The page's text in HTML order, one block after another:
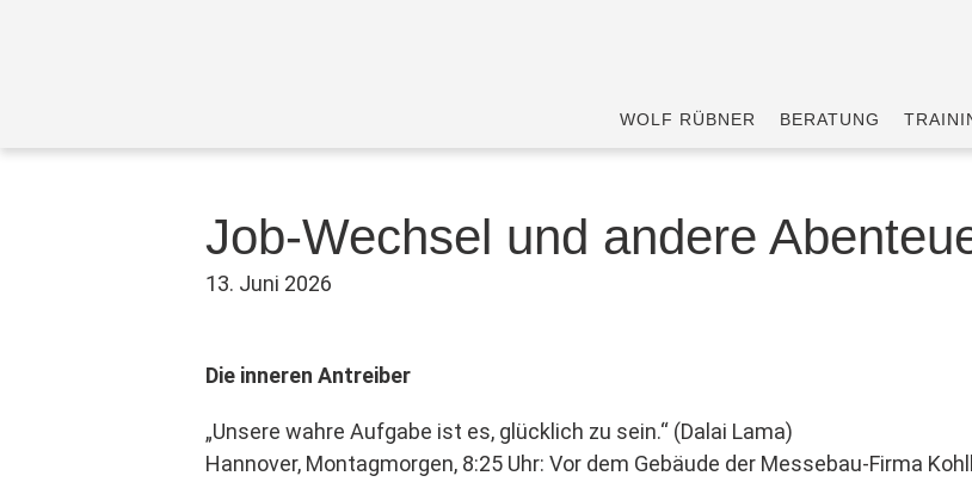
WOLF RÜBNER BERATUNG
Job-Wechsel und andere
13. Juni 2026
Die inneren Antreiber
„Unsere wahre Aufgabe ist es, glücklich zu sein.“ (Dalai Lama)
Hannover, Montagmorgen, 8:25 Uhr: Vor dem Gebäude der Messebau-Firma